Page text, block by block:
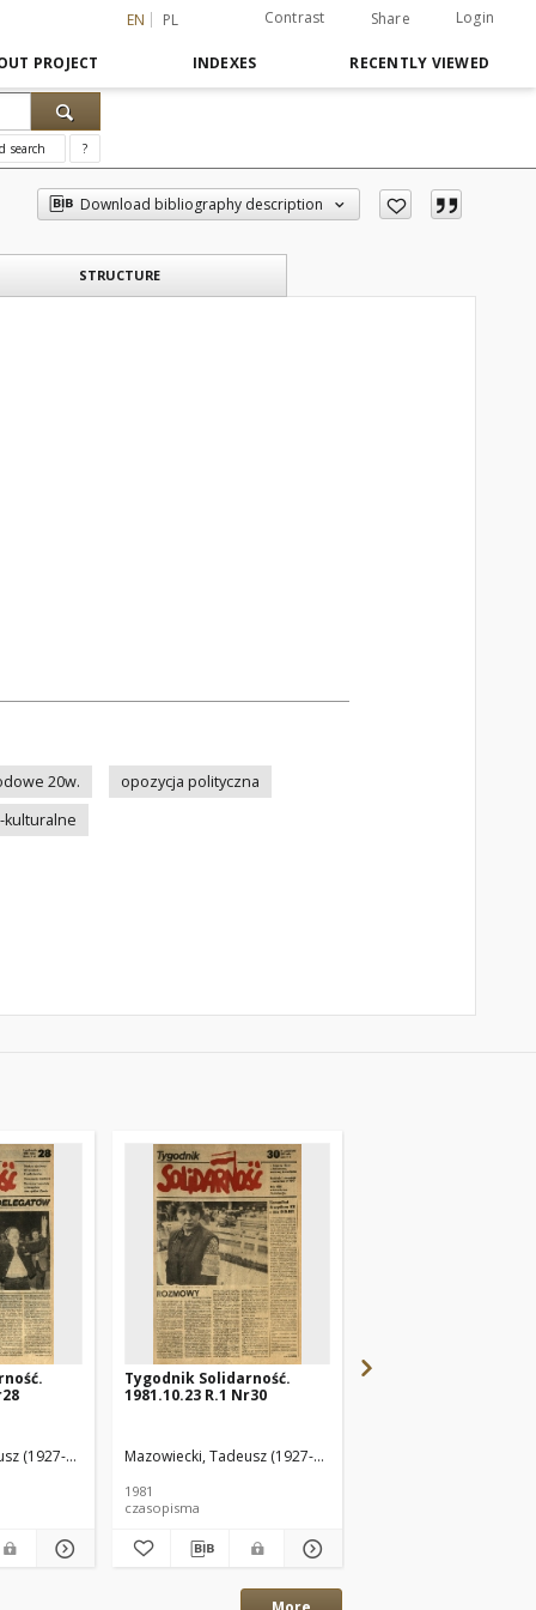
EN PL Contrast Share Login
PROJECT INDEXES RECENTLY VIEWED
search ?
Download bibliography description
STRUCTURE
20w.
opozycja polityczna
kulturalne
(1927-2013) Red.
Tygodnik Solidarność.
1981.10.23 R.1 Nr30
Mazowiecki, Tadeusz (1927-2013) Red.
1981
czasopisma